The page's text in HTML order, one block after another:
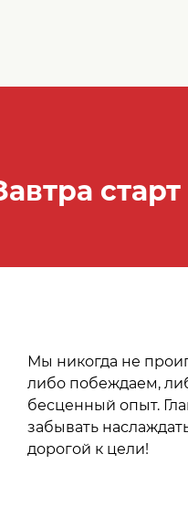
старт
Мы никогда не
либо побеждаем,
бесценный опыт.
забывать
дорогой к цели!